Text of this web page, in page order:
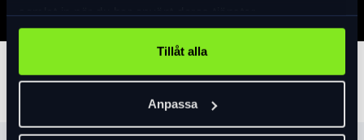
Tillåt alla
Anpassa
Tillbehör